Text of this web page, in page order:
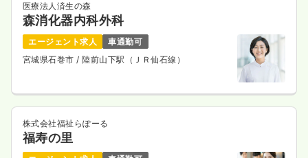
医療法人済生の森
森消化器内科外科
エージェント求人
車通勤可
宮城県石巻市 / 陸前山下駅（ＪＲ仙石線）
株式会社福祉らぽーる
福寿の里